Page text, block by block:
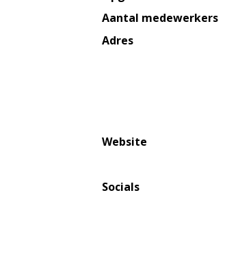
Aantal medewerkers
Adres
Website
Socials